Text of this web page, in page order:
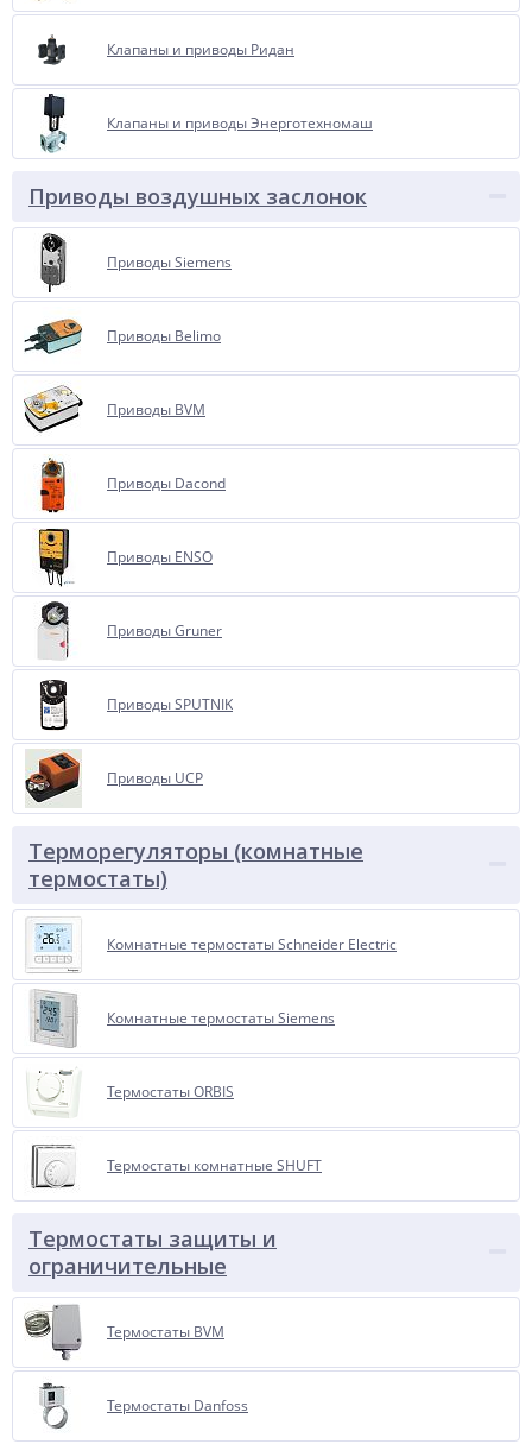
Клапаны и приводы Ридан
Клапаны и приводы Энерготехномаш
Приводы воздушных заслонок
Приводы Siemens
Приводы Belimo
Приводы BVM
Приводы Dacond
Приводы ENSO
Приводы Gruner
Приводы SPUTNIK
Приводы UCP
Терморегуляторы (комнатные
термостаты)
Комнатные термостаты Schneider Electric
Комнатные термостаты Siemens
Термостаты ORBIS
Термостаты комнатные SHUFT
Термостаты защиты и
ограничительные
Термостаты BVM
Термостаты Danfoss